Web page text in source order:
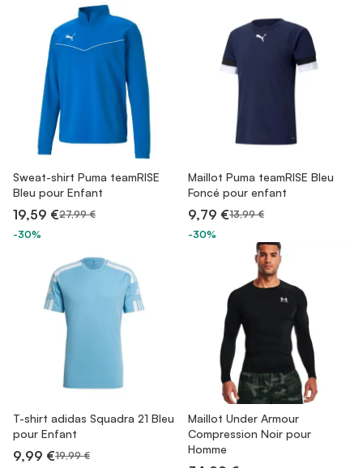
Sweat-shirt Puma teamRISE
Bleu pour Enfant
19,59 €27,99 €
-30%
Maillot Puma teamRISE Bleu
Foncé pour enfant
9,79 €13,99 €
-30%
T-shirt adidas Squadra 21 Bleu
pour Enfant
9,99 €19,99 €
Maillot Under Armour
Compression Noir pour
Homme